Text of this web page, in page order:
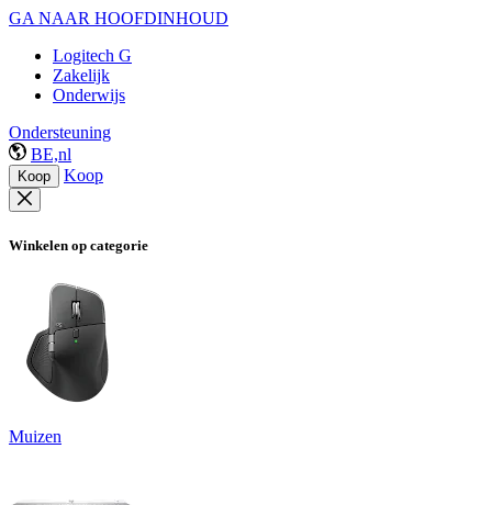
GA NAAR HOOFDINHOUD
Logitech G
Zakelijk
Onderwijs
Ondersteuning
BE,nl
Koop Koop
Winkelen op categorie
Muizen